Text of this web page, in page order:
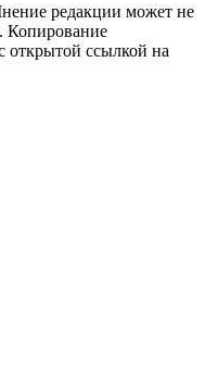
редакции может не
Копирование
открытой ссылкой на